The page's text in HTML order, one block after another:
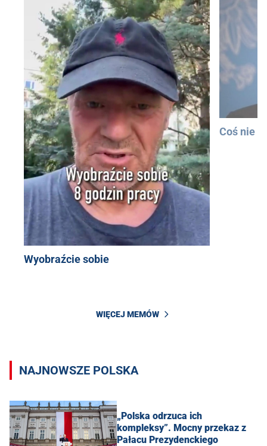
Wyobraźcie sobie
Coś nie
WIĘCEJ MEMÓW
NAJNOWSZE POLSKA
„Polska odrzuca ich
kompleksy”. Mocny przekaz z
Pałacu Prezydenckiego